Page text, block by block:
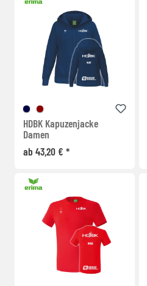
HDBK Kapuzenjacke
Damen
ab 43,20 € *